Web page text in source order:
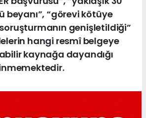
beyanı”, “görevi kötüye
genişletildiği”
hangi resmî belgeye
kaynağa dayandığı